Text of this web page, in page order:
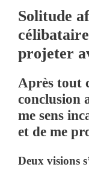
Solitude
projeter
Après tout
conclusion
me sens
et de me
Deux visions